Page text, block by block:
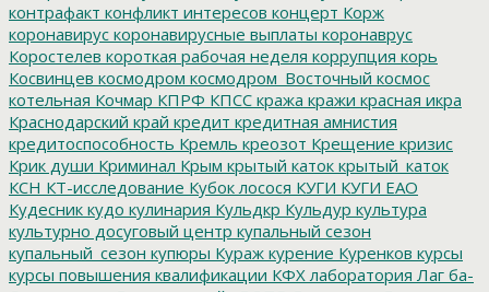
контрафакт конфликт интересов концерт Корж
коронавирус коронавирусные выплаты коронаврус
Коростелев короткая рабочая неделя коррупция корь
Косвинцев космодром космодром_Восточный космос
котельная Кочмар КПРФ КПСС кража кражи красная икра
Краснодарский край кредит кредитная амнистия
кредитоспособность Кремль креозот Крещение кризис
Крик души Криминал Крым крытый каток крытый_каток
КСН КТ-исследование Кубок лосося КУГИ КУГИ ЕАО
Кудесник кудо кулинария Кульдкр Кульдур культура
культурно досуговый центр купальный сезон
купальный_сезон купюры Кураж курение Куренков курсы
курсы повышения квалификации КФХ лаборатория Лаг ба-